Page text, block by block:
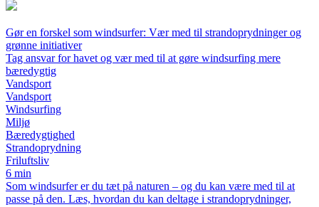
Gør en forskel som windsurfer: Vær med til strandoprydninger og
grønne initiativer
Tag ansvar for havet og vær med til at gøre windsurfing mere
bæredygtig
Vandsport
Vandsport
Windsurfing
Miljø
Bæredygtighed
Strandoprydning
Friluftsliv
6 min
Som windsurfer er du tæt på naturen – og du kan være med til at
passe på den. Læs, hvordan du kan deltage i strandoprydninger,